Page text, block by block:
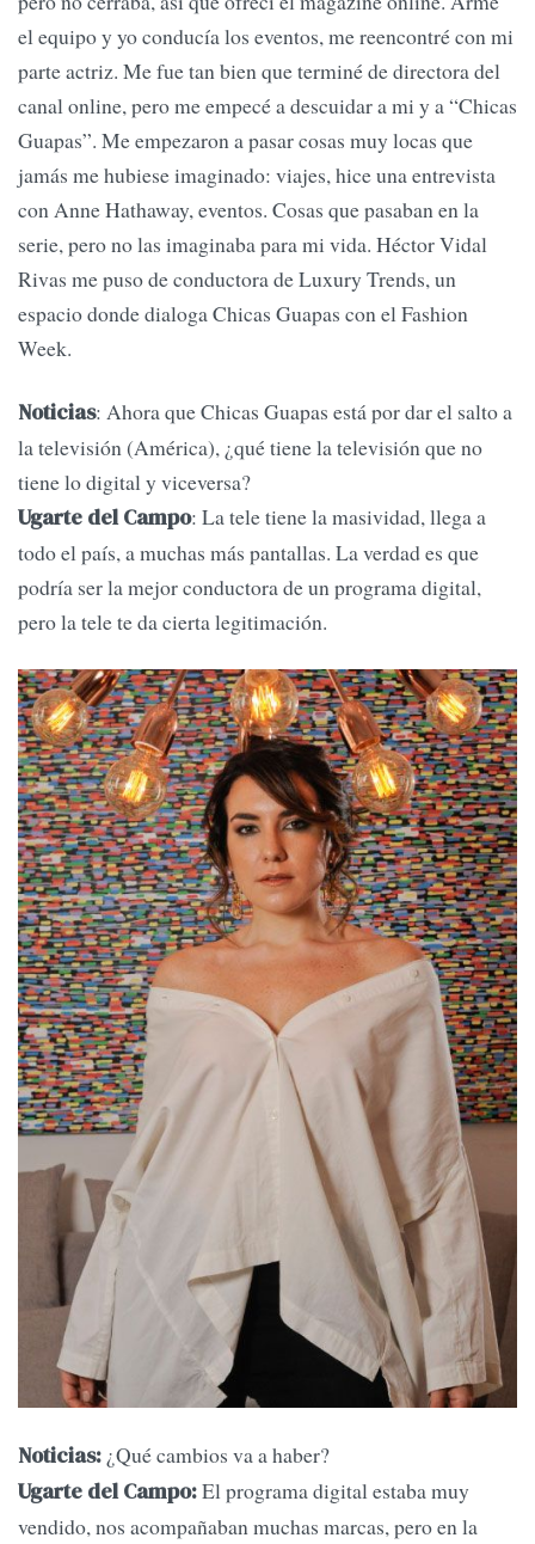
el equipo y yo conducía los eventos, me reencontré con mi
parte actriz. Me fue tan bien que terminé de directora del
canal online, pero me empecé a descuidar a mi y a “Chicas
Guapas”. Me empezaron a pasar cosas muy locas que
jamás me hubiese imaginado: viajes, hice una entrevista
con Anne Hathaway, eventos. Cosas que pasaban en la
serie, pero no las imaginaba para mi vida. Héctor Vidal
Rivas me puso de conductora de Luxury Trends, un
espacio donde dialoga Chicas Guapas con el Fashion
Week.
Noticias: Ahora que Chicas Guapas está por dar el salto a
la televisión (América), ¿qué tiene la televisión que no
tiene lo digital y viceversa?
Ugarte del Campo: La tele tiene la masividad, llega a
todo el país, a muchas más pantallas. La verdad es que
podría ser la mejor conductora de un programa digital,
pero la tele te da cierta legitimación.
Noticias: ¿Qué cambios va a haber?
Ugarte del Campo:El programa digital estaba muy
vendido, nos acompañaban muchas marcas, pero en la